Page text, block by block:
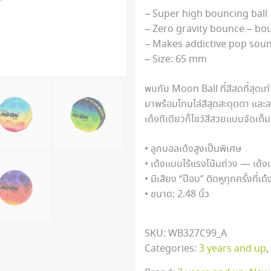
– Super high bouncing ball
– Zero gravity bounce –
– Makes addictive pop
– Size: 65 mm
พบกับ Moon Ball ที่สีสดที่สุดเ
มาพร้อมโทนไล่สีสุดสะดุดตา แล
เด้งทีเดียวก็โชว์สีสวยแบบจัดเต็
• ลูกบอลเด้งสูงเป็นพิเศษ
• เด้งแบบไร้แรงโน้มถ่วง — เด้
• มีเสียง “ป๊อบ” ติดหูทุกครั้งที่เด้
• ขนาด: 2.48 นิ้ว
SKU: WB327C99_A
Categories: 3 years and up,